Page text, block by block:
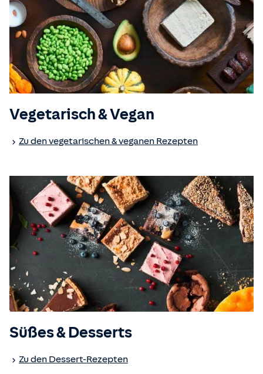
Vegetarisch & Vegan
Zu den vegetarischen & veganen Rezepten
Süßes & Desserts
Zu den Dessert-Rezepten